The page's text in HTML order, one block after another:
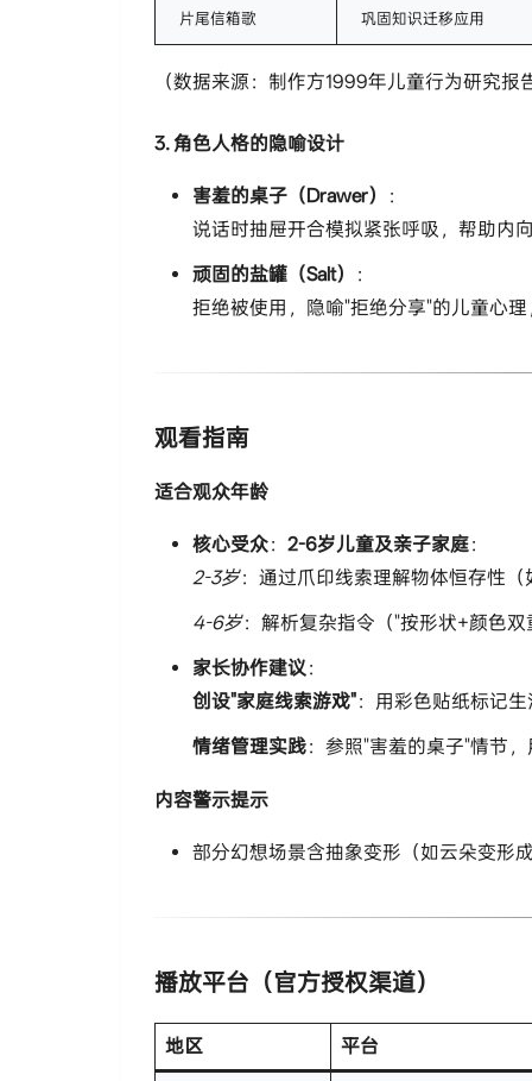
片尾信箱歌 巩固知识迁移应用
（数据来源：制作方1999年儿童行为研究报
​3. 角色人格的隐喻设计​
​害羞的桌子（Drawer）​
​：
说话时抽屉开合模拟紧张呼吸，帮助内
​顽固的盐罐（Salt）​
​：
拒绝被使用，隐喻"拒绝分享"的儿童心
​观看指南​
​适合观众年龄​
​核心受众​​：​ ​2-6岁儿童及亲子家庭​​：
2-3岁：通过爪印线索理解物体恒存性
4-6岁：解析复杂指令（"按形状+颜色
​家长协作建议​ ​：
​创设"家庭线索游戏"​：用彩色贴纸标记
​情绪管理实践​：参照"害羞的桌子"情节
​内容警示提示​
部分幻想场景含抽象变形（如云朵变形
​播放平台（官方授权渠道）​
​地区​ ​平台​